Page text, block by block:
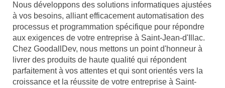
Nous développons des solutions informatiques ajustées
à vos besoins, alliant efficacement automatisation des
processus et programmation spécifique pour répondre
aux exigences de votre entreprise à Saint-Jean-d'Illac.
Chez GoodallDev, nous mettons un point d'honneur à
livrer des produits de haute qualité qui répondent
parfaitement à vos attentes et qui sont orientés vers la
croissance et la réussite de votre entreprise à Saint-